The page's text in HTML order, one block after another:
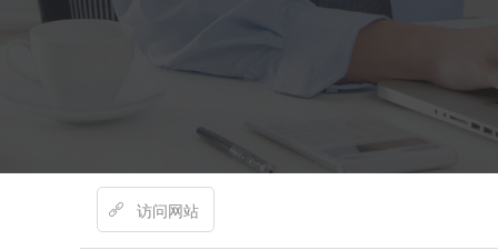
访问网站